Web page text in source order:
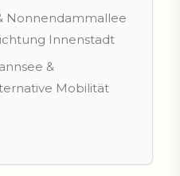
Nonnendammallee
Innenstadt
&
Mobilität